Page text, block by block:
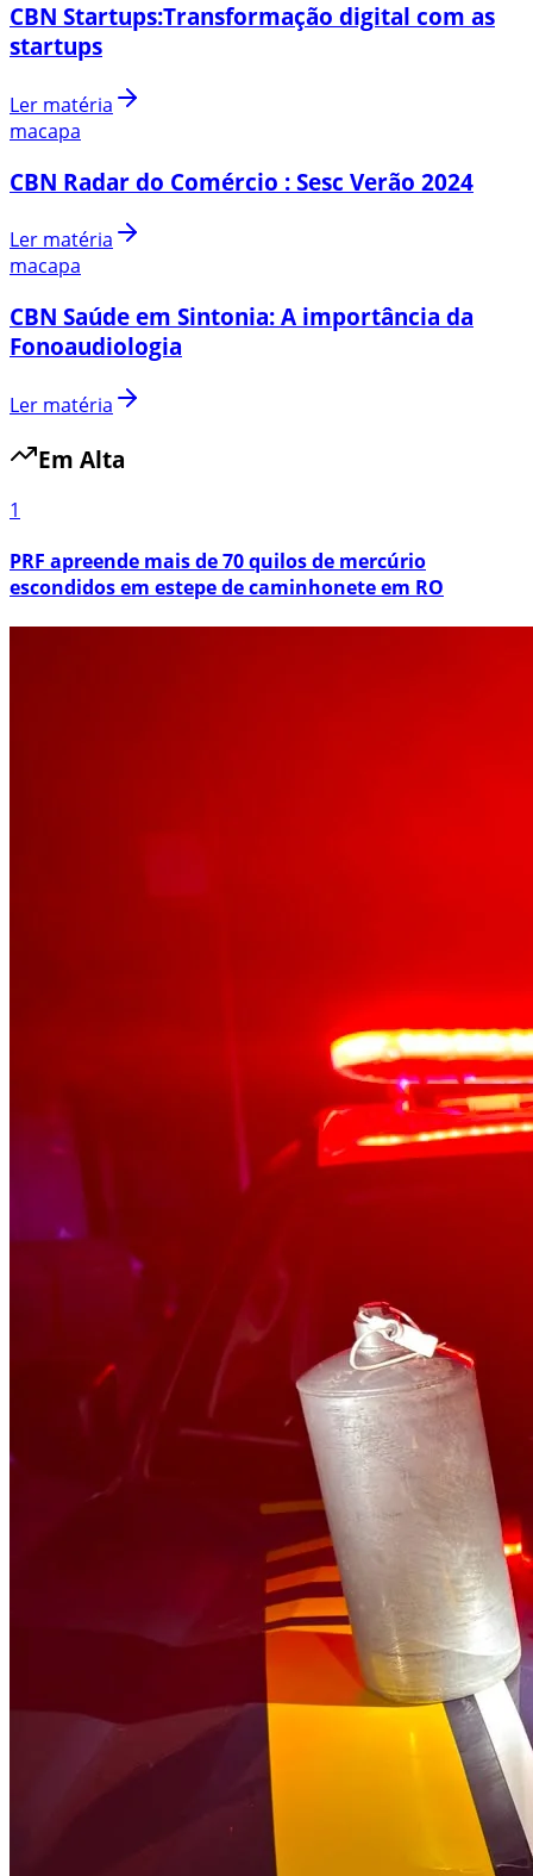
CBN Startups:Transformação digital com as
startups
Ler matéria
macapa
CBN Radar do Comércio : Sesc Verão 2024
Ler matéria
macapa
CBN Saúde em Sintonia: A importância da
Fonoaudiologia
Ler matéria
Em Alta
1
PRF apreende mais de 70 quilos de mercúrio
escondidos em estepe de caminhonete em RO